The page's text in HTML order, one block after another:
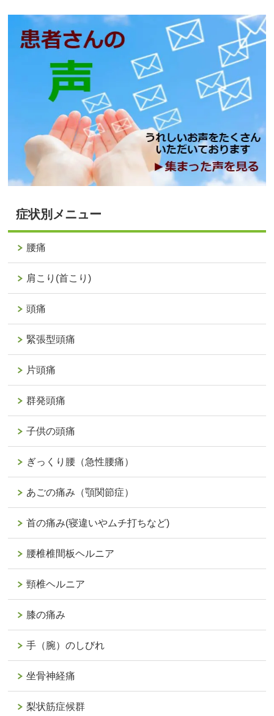
症状別メニュー
腰痛
肩こり(首こり)
頭痛
緊張型頭痛
片頭痛
群発頭痛
子供の頭痛
ぎっくり腰（急性腰痛）
あごの痛み（顎関節症）
首の痛み(寝違いやムチ打ちなど)
腰椎椎間板ヘルニア
頸椎ヘルニア
膝の痛み
手（腕）のしびれ
坐骨神経痛
梨状筋症候群